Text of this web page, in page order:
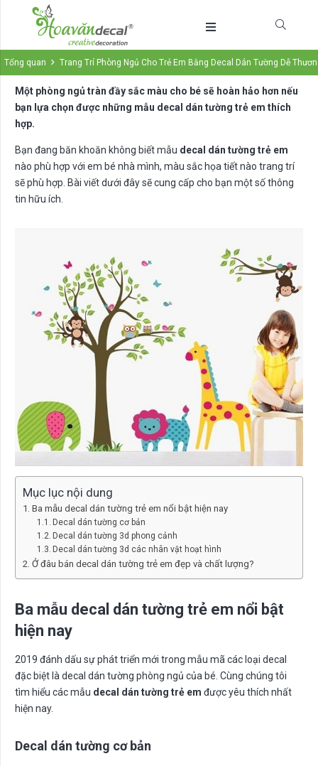
Tổng quan Trang Trí Phòng Ngủ Cho Trẻ Em Bằng Decal Dán Tường Dễ
Một phòng ngủ tràn đầy sắc màu cho bé sẽ hoàn hảo hơn nếu
bạn lựa chọn được những mẫu decal dán tường trẻ em thích
hợp.
Bạn đang băn khoăn không biết mẫu decal dán tường trẻ em
nào phù hợp với em bé nhà mình, màu sắc họa tiết nào trang trí
sẽ phù hợp. Bài viết dưới đây sẽ cung cấp cho bạn một số thông
tin hữu ích.
Mục lục nội dung
Ba mẫu decal dán tường trẻ em nổi bật hiện nay
Decal dán tường cơ bản
Decal dán tường 3d phong cảnh
Decal dán tường 3d các nhân vật hoạt hình
Ở đâu bán decal dán tường trẻ em đẹp và chất lượng?
Ba mẫu decal dán tường trẻ em nổi bật
hiện nay
2019 đánh dấu sự phát triển mới trong mẫu mã các loại decal
đặc biệt là decal dán tường phòng ngủ của bé. Cùng chúng tôi
tìm hiểu các mẫu decal dán tường trẻ em được yêu thích nhất
hiện nay.
Decal dán tường cơ bản